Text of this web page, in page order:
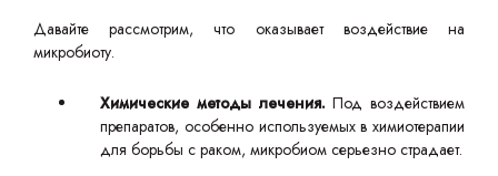
Давайте рассмотрим, что оказывает воздействие на
микробиоту.
Химические методы лечения.Под воздействием
препаратов, особенно используемых в химиотерапии
для борьбы с раком, микробиом серьезно страдает.